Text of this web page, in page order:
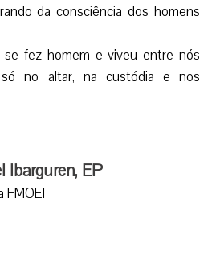
da consciência dos homens
se fez homem e viveu entre nós
no altar, na custódia e nos
Ibarguren, EP
FMOEI